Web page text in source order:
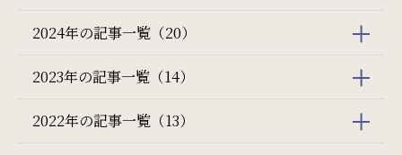
2024年の記事一覧（20）
2023年の記事一覧（14）
2022年の記事一覧（13）